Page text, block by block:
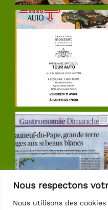
Nous respectons
Nous utilisons des